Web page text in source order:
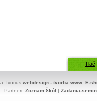
Tlač
Ivorius webdesign - tvorba www E-
Partneri: Zoznam Škôl | Zadania-